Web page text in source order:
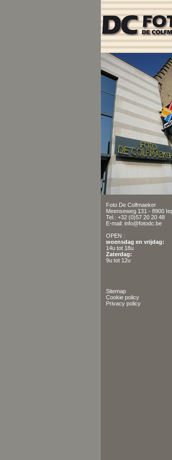
Foto De Colfmaeker
Meenseweg 131 - 8900
Tel.: +32 (0)57 20 20 48
E-mail: info@fotodc.be
OPEN :
woensdag en vrijdag:
14u tot 18u
Zaterdag:
9u tot 12u
Sitemap
Cookie policy
Privacy policy